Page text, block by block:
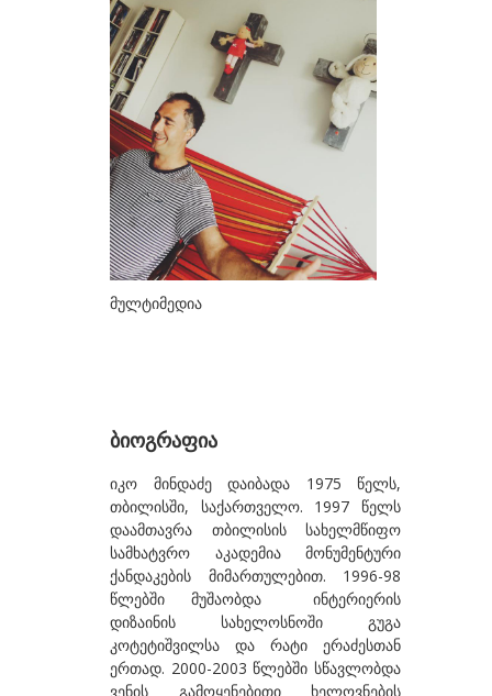
აბაზაძე ნიკო
ალექსი-მესხიშვილი ქეთუთა
ამაშუკელი გუჯი
ასლანიშვილი თეკლა
ასტალი თოლია
ახობაძე ცირა
ბერიძე ალექსანდრე
ბეროზაშვილი ზურაბ
ბჟალავა ჯემალ
ბუგიანი ირაკლი
მულტიმედია
ბიოგრაფია
იკო მინდაძე დაიბადა 1975 წელს,
თბილისში, საქართველო. 1997 წელს
დაამთავრა თბილისის სახელმწიფო
სამხატვრო აკადემია მონუმენტური
ქანდაკების მიმართულებით. 1996-98
წლებში მუშაობდა ინტერიერის
დიზაინის სახელოსნოში გუგა
კოტეტიშვილსა და რატი ერაძესთან
ერთად. 2000-2003 წლებში სწავლობდა
ვენის გამოყენებითი ხელოვნების